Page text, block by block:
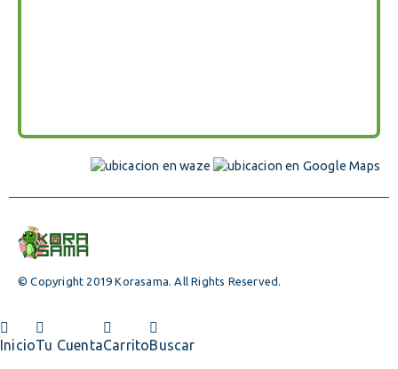
© Copyright 2019 Korasama. All Rights Reserved.
InicioTu CuentaCarritoBuscar